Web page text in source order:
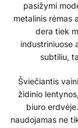
pasižymi
metalinis rėmas
dera tiek
industriniuose
subtiliu,
Šviečiantis
židinio
biuro
naudojamas ne